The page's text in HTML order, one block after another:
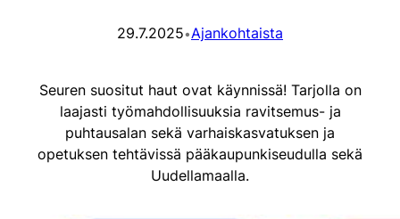
29.7.2025•Ajankohtaista
Seuren suositut haut ovat käynnissä! Tarjolla on
laajasti työmahdollisuuksia ravitsemus- ja
puhtausalan sekä varhaiskasvatuksen ja
opetuksen tehtävissä pääkaupunkiseudulla sekä
Uudellamaalla.